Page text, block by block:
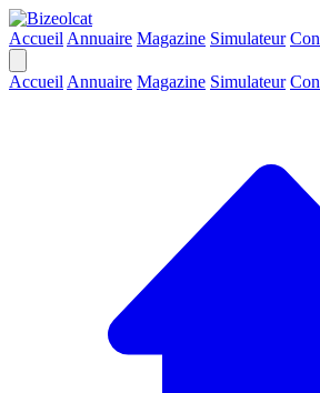
Accueil Annuaire Magazine Simulateur
Accueil Annuaire Magazine Simulateur